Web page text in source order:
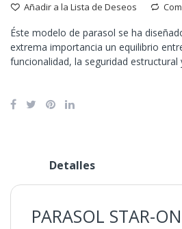
Añadir a la Lista de Deseos
Éste modelo de parasol se ha
extrema importancia un equilibrio
funcionalidad, la seguridad estructural
Detalles
PARASOL STAR-